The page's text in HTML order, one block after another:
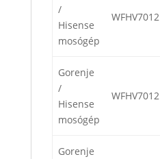
/
Hisense
mosógép
WFHV7012
Gorenje
/
Hisense
mosógép
WFHV7012
Gorenje